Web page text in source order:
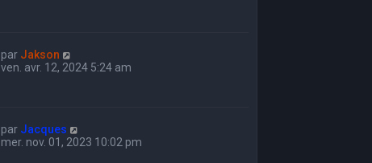
par Jakson
ven. avr. 12, 2024 5:24 am
par Jacques
mer. nov. 01, 2023 10:02 pm